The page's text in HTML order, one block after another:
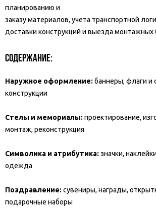
планированию и
заказу материалов, учета транспортной
доставки конструкций и выезда монтажных
Содержание:
Наружное оформление:баннеры, флаги и
конструкции
Стелы и мемориалы:проектирование,
монтаж, реконструкция
Символика и атрибутика:значки,
одежда
Поздравление: сувениры, награды,
подарочные наборы